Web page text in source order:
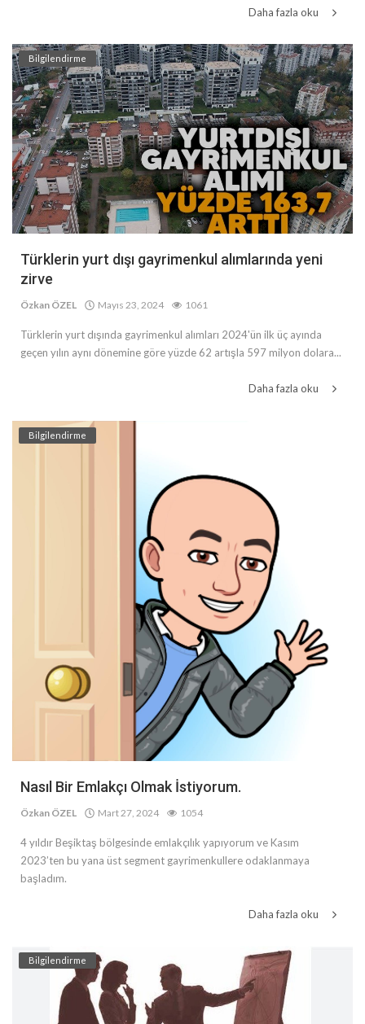
Daha fazla oku
Bilgilendirme
Türklerin yurt dışı gayrimenkul alımlarında yeni
zirve
Özkan ÖZEL Mayıs 23, 2024 1061
Türklerin yurt dışında gayrimenkul alımları 2024'ün ilk üç ayında
geçen yılın aynı dönemine göre yüzde 62 artışla 597 milyon dolara...
Daha fazla oku
Bilgilendirme
Nasıl Bir Emlakçı Olmak İstiyorum.
Özkan ÖZEL Mart 27, 2024 1054
4 yıldır Beşiktaş bölgesinde emlakçılık yapıyorum ve Kasım
2023’ten bu yana üst segment gayrimenkullere odaklanmaya
başladım.
Daha fazla oku
Bilgilendirme